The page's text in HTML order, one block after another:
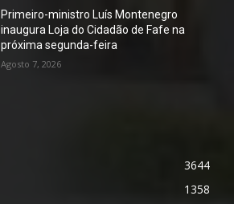
Primeiro-ministro Luís Montenegro
inaugura Loja do Cidadão de Fafe na
próxima segunda-feira
Agosto 7, 2026
3644
1358